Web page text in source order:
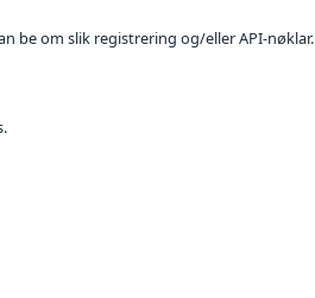
be om slik registrering og/eller API-nøklar.